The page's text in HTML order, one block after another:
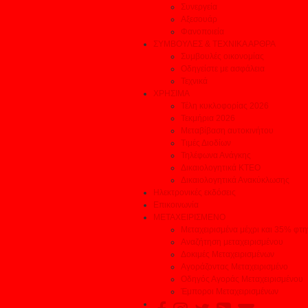
Συνεργεία
Αξεσουάρ
Φανοποιεία
ΣΥΜΒΟΥΛΕΣ & ΤΕΧΝΙΚΑ ΑΡΘΡΑ
Συμβουλές οικονομίας
Οδηγείστε με ασφάλεια
Τεχνικά
ΧΡΗΣΙΜΑ
Τέλη κυκλοφορίας 2026
Τεκμήρια 2026
Μεταβίβαση αυτοκινήτου
Τιμές Διοδίων
Τηλέφωνα Ανάγκης
Δικαιολογητικά ΚΤΕΟ
Δικαιολογητικά Ανακύκλωσης
Ηλεκτρονικές εκδόσεις
Επικοινωνία
ΜΕΤΑΧΕΙΡΙΣΜΕΝΟ
Μεταχειρισμένα μέχρι και 35%
Αναζήτηση μεταχειρισμένου
Δοκιμές Μεταχειρισμένων
Αγοράζοντας Μεταχειρισμένο
Οδηγός Αγοράς Μεταχειρισμένου
Έμποροι Μεταχειρισμένων